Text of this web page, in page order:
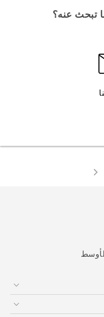
تبحث عنه؟
Française -